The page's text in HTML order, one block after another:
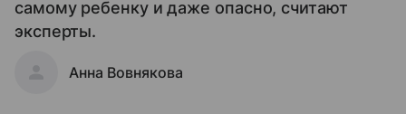
самому ребенку и даже опасно, считают
эксперты.
Анна Вовнякова